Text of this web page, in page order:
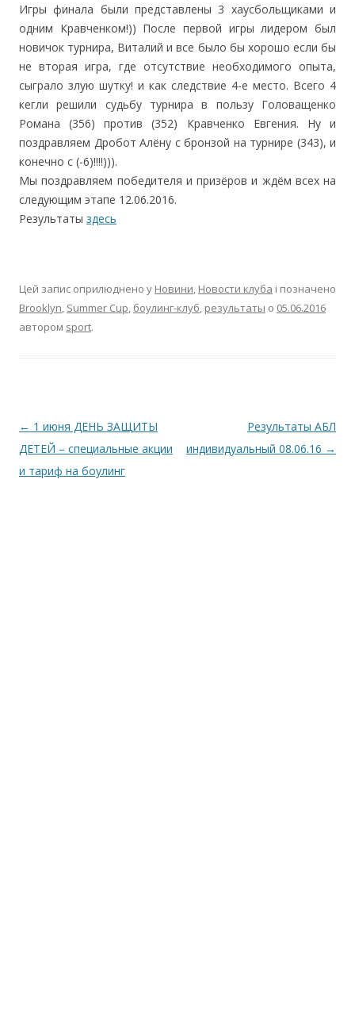
Игры финала были представлены 3 хаусбольщиками и
одним Кравченком!)) После первой игры лидером был
новичок турнира, Виталий и все было бы хорошо если бы
не вторая игра, где отсутствие необходимого опыта,
сыграло злую шутку! и как следствие 4-е место. Всего 4
кегли решили судьбу турнира в пользу Головащенко
Романа (356) против (352) Кравченко Евгения. Ну и
поздравляем Дробот Алёну с бронзой на турнире (343), и
конечно с (-6)!!!!))).
Мы поздравляем победителя и призёров и ждём всех на
следующим этапе 12.06.2016.
Результаты здесь
Цей запис оприлюднено у Новини, Новости клуба і позначено
Brooklyn, Summer Cup, боулинг-клуб, результаты о 05.06.2016
автором sport.
Навігація по запису
← 1 июня ДЕНЬ ЗАЩИТЫ
ДЕТЕЙ – специальные акции
и тариф на боулинг
Результаты АБЛ
индивидуальный 08.06.16 →